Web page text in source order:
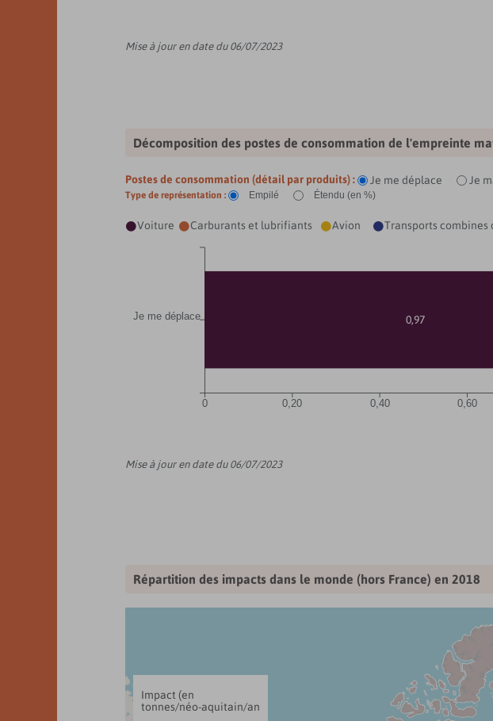
Mise à jour en date du 06/07/2023
Décomposition des postes de consommation de l'empreinte
Postes de consommation (détail par produits) : Je me déplace Je
Type de représentation : Empilé Étendu (en %)
Voiture Carburants et lubrifiants Avion Transports combines
0 0,20 0,40 0,60
Je me déplace 0,97
Mise à jour en date du 06/07/2023
Répartition des impacts dans le monde (hors France) en 2018
Impact (en
tonnes/néo-aquitain/an)